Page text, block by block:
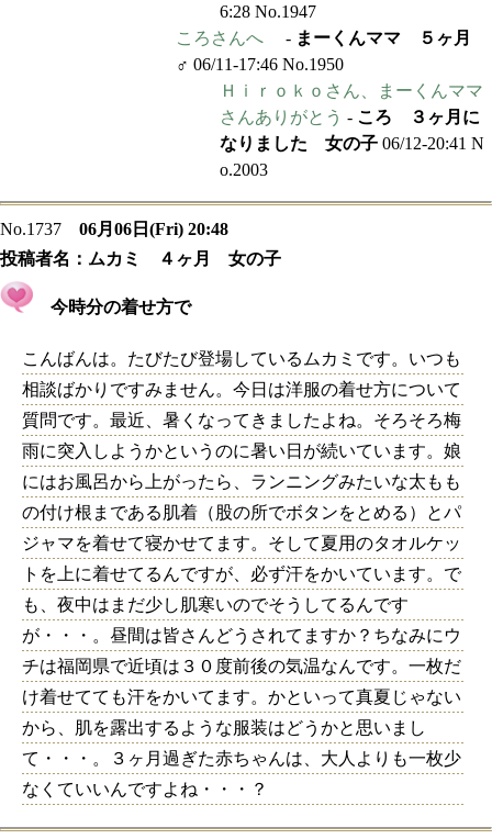
6:28 No.1947
ころさんへ
- まーくんママ ５ヶ月
♂ 06/11-17:46 No.1950
Ｈｉｒｏｋｏさん、まーくんママ
さんありがとう - ころ ３ヶ月に
なりました 女の子 06/12-20:41 N
o.2003
No.1737
06月06日(Fri) 20:48
投稿者名： ムカミ ４ヶ月 女の子
今時分の着せ方で
こんばんは。たびたび登場しているムカミです。いつも
相談ばかりですみません。今日は洋服の着せ方について
質問です。最近、暑くなってきましたよね。そろそろ梅
雨に突入しようかというのに暑い日が続いています。娘
にはお風呂から上がったら、ランニングみたいな太もも
の付け根まである肌着（股の所でボタンをとめる）とパ
ジャマを着せて寝かせてます。そして夏用のタオルケッ
トを上に着せてるんですが、必ず汗をかいています。で
も、夜中はまだ少し肌寒いのでそうしてるんです
が・・・。昼間は皆さんどうされてますか？ちなみにウ
チは福岡県で近頃は３０度前後の気温なんです。一枚だ
け着せてても汗をかいてます。かといって真夏じゃない
から、肌を露出するような服装はどうかと思いまし
て・・・。３ヶ月過ぎた赤ちゃんは、大人よりも一枚少
なくていいんですよね・・・？